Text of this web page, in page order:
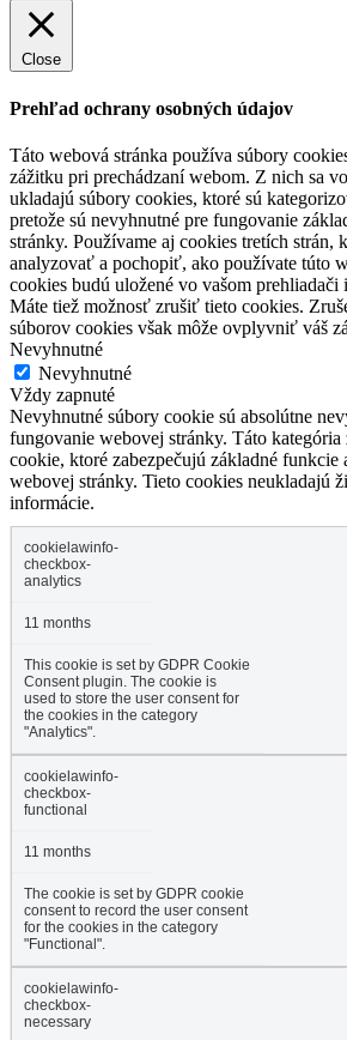
Close
Prehľad ochrany osobných údajov
Táto webová stránka používa súbory
zážitku pri prechádzaní webom. Z nich sa
ukladajú súbory cookies, ktoré sú
pretože sú nevyhnutné pre fungovanie
stránky. Používame aj cookies tretích strán,
analyzovať a pochopiť, ako používate túto
cookies budú uložené vo vašom prehliadači
Máte tiež možnosť zrušiť tieto cookies.
súborov cookies však môže ovplyvniť váš
Nevyhnutné
Nevyhnutné
Vždy zapnuté
Nevyhnutné súbory cookie sú absolútne
fungovanie webovej stránky. Táto kategória
cookie, ktoré zabezpečujú základné funkcie
webovej stránky. Tieto cookies neukladajú
informácie.
cookielawinfo-
checkbox-
analytics
11 months
This cookie is set by GDPR Cookie
Consent plugin. The cookie is
used to store the user consent for
the cookies in the category
"Analytics".
cookielawinfo-
checkbox-
functional
11 months
The cookie is set by GDPR cookie
consent to record the user consent
for the cookies in the category
"Functional".
cookielawinfo-
checkbox-
necessary